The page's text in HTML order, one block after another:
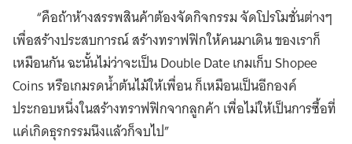
“คือถ้าห้างสรรพสินค้าต้องจัดกิจกรรม จัดโปรโมชั่นต่างๆ
เพื่อสร้างประสบการณ์ สร้างทราฟฟิกให้คนมาเดิน ของเราก็
เหมือนกัน ฉะนั้นไม่ว่าจะเป็น Double Date เกมเก็บ Shopee
Coins หรือเกมรดน้ำต้นไม้ให้เพื่อน ก็เหมือนเป็นอีกองค์
ประกอบหนึ่งในสร้างทราฟฟิกจากลูกค้า เพื่อไม่ให้เป็นการซื้อที่
แค่เกิดธุรกรรมนึงแล้วก็จบไป”